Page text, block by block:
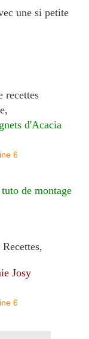
une si petite
recettes
d'Acacia
de montage
Josy